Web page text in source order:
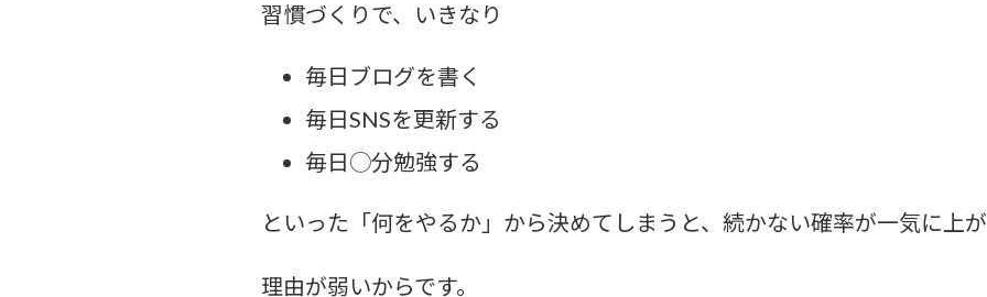
習慣づくりで、いきなり
毎日ブログを書く
毎日SNSを更新する
毎日◯分勉強する
といった「何をやるか」から決めてしまうと、続かない確率が一気に上
理由が弱いからです。